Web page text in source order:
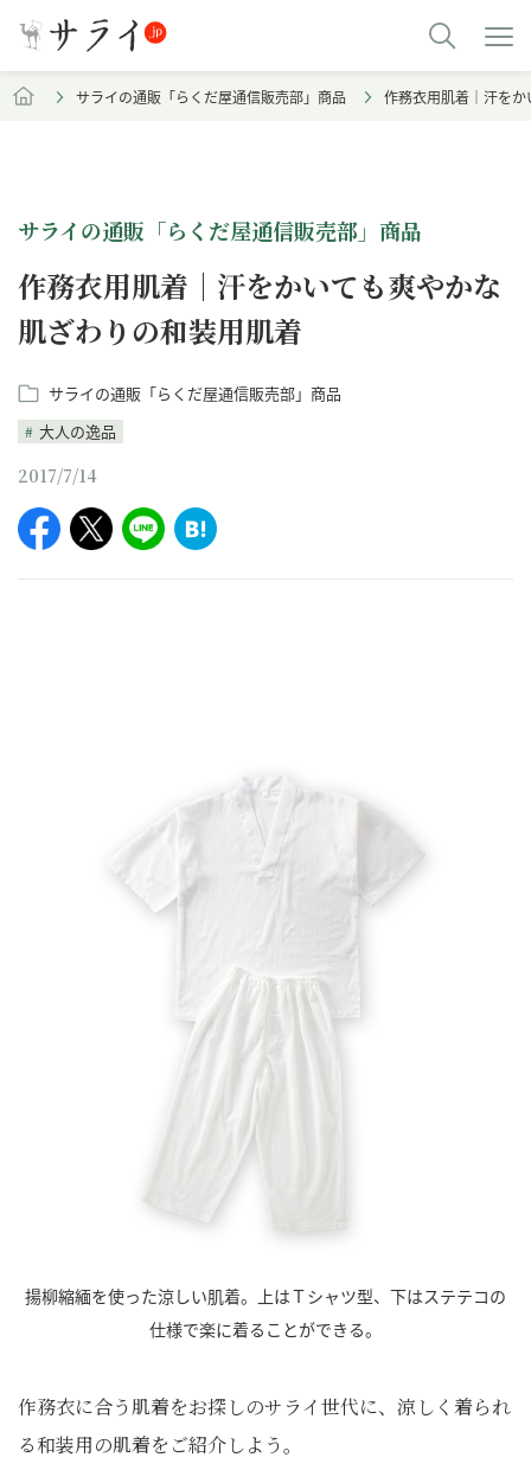
サライの通販「らくだ屋通信販売部」商品 作務衣用肌着｜汗を
サライの通販「らくだ屋通信販売部」商品
作務衣用肌着｜汗をかいても爽やかな
肌ざわりの和装用肌着
サライの通販「らくだ屋通信販売部」商品
大人の逸品
2017/7/14
揚柳縮緬を使った涼しい肌着。上はＴシャツ型、下はステテコの
仕様で楽に着ることができる。
作務衣に合う肌着をお探しのサライ世代に、涼しく着られ
る和装用の肌着をご紹介しよう。